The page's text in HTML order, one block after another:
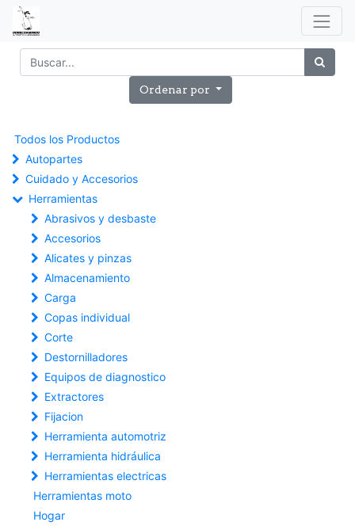
Ordenar por
Todos los Productos
Autopartes
Cuidado y Accesorios
Herramientas
Abrasivos y desbaste
Accesorios
Alicates y pinzas
Almacenamiento
Carga
Copas individual
Corte
Destornilladores
Equipos de diagnostico
Extractores
Fijacion
Herramienta automotriz
Herramienta hidráulica
Herramientas electricas
Herramientas moto
Hogar